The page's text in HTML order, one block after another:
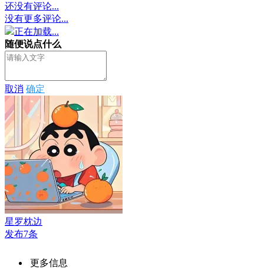
还没有评论...
没有更多评论...
正在加载...
随便说点什么
取消 确定
星罗枕边
发布7条
更多信息